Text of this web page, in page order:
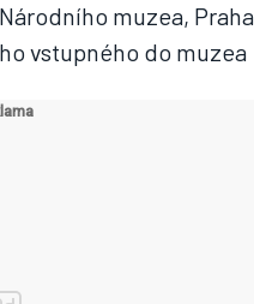
muzea, Praha
vstupného do muzea